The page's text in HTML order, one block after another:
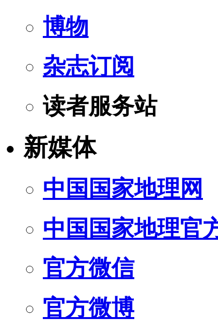
博物
杂志订阅
读者服务站
新媒体
中国国家地理网
中国国家地理官
官方微信
官方微博